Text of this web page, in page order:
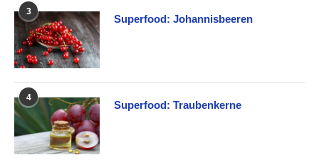
3
Superfood: Johannisbeeren
4
Superfood: Traubenkerne